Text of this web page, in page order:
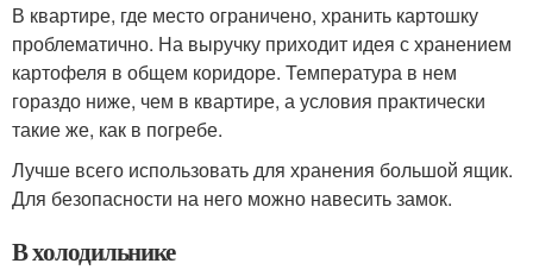
В квартире, где место ограничено, хранить картошку
проблематично. На выручку приходит идея с хранением
картофеля в общем коридоре. Температура в нем
гораздо ниже, чем в квартире, а условия практически
такие же, как в погребе.
Лучше всего использовать для хранения большой ящик.
Для безопасности на него можно навесить замок.
В холодильнике